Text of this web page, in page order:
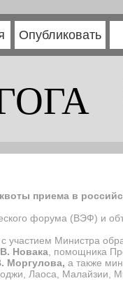
Опубликовать
приема в
форума (ВЭФ) и
Министра
Новака , помощника
Моргулова, а также
Лаоса, Малайзии,